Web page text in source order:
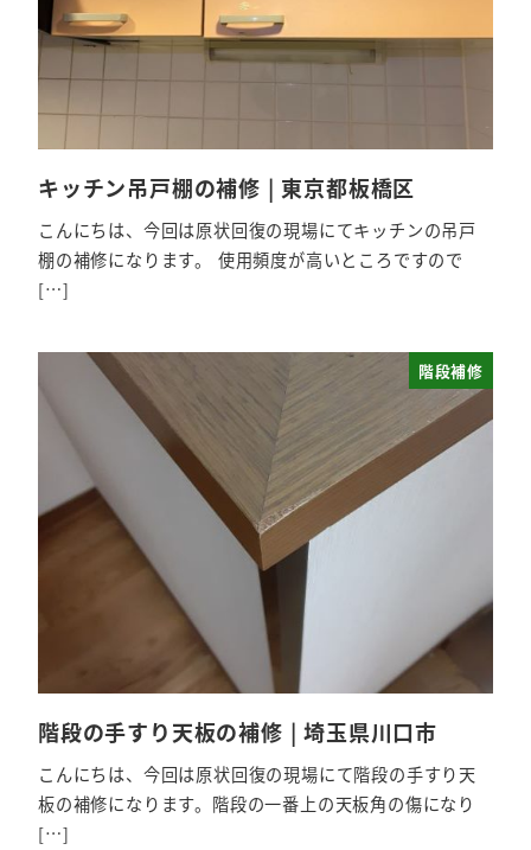
キッチン吊戸棚の補修 | 東京都板橋区
こんにちは、今回は原状回復の現場にてキッチンの吊戸
棚の補修になります。 使用頻度が高いところですので
[…]
階段補修
階段の手すり天板の補修 | 埼玉県川口市
こんにちは、今回は原状回復の現場にて階段の手すり天
板の補修になります。階段の一番上の天板角の傷になり
[…]